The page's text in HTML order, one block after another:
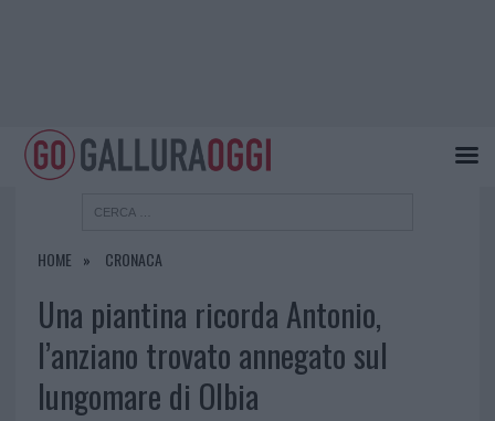
HOME CRONACA
Una piantina ricorda Antonio,
l’anziano trovato annegato sul
lungomare di Olbia